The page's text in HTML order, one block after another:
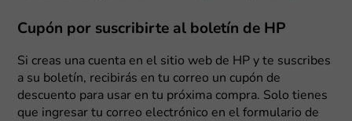
Cupón por suscribirte al boletín de HP
Si creas una cuenta en el sitio web de HP y te suscribes
a su boletín, recibirás en tu correo un cupón de
descuento para usar en tu próxima compra. Solo tienes
que ingresar tu correo electrónico en el formulario de